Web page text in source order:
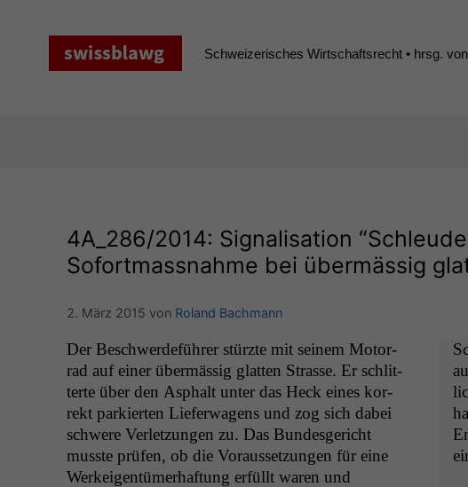
Schweizerisches Wirtschaftsrecht • hrsg.
4A_286/2014: Signalisation
Sofortmassnahme bei übermässig
2. März 2015 von Roland Bachmann
Der Beschw­erde­führer stürzte mit seinem Motor­
rad auf ein­er über­mäs­sig glat­ten Strasse. Er schlit­
terte über den Asphalt unter das Heck eines kor­
rekt parkierten Liefer­wa­gens und zog sich dabei
schwere Ver­let­zun­gen zu. Das Bun­des­gericht
musste prüfen, ob die Voraus­set­zun­gen für eine
Werkeigen­tümer­haf­tung erfüllt waren und